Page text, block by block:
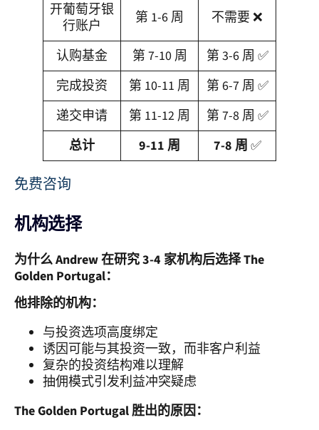
开葡萄牙银
行账户
第 1-6 周 不需要 ❌
认购基金 第 7-10 周
第 3-6 周 ✅
完成投资
第 10-11 周
第 6-7 周 ✅
递交申请
第 11-12 周
第 7-8 周 ✅
总计
9-11 周 7-8 周 ✅
免费咨询
机构选择
为什么 Andrew 在研究 3-4 家机构后选择 The
Golden Portugal：
他排除的机构：
与投资选项高度绑定
诱因可能与其投资一致，而非客户利益
复杂的投资结构难以理解
抽佣模式引发利益冲突疑虑
The Golden Portugal 胜出的原因：